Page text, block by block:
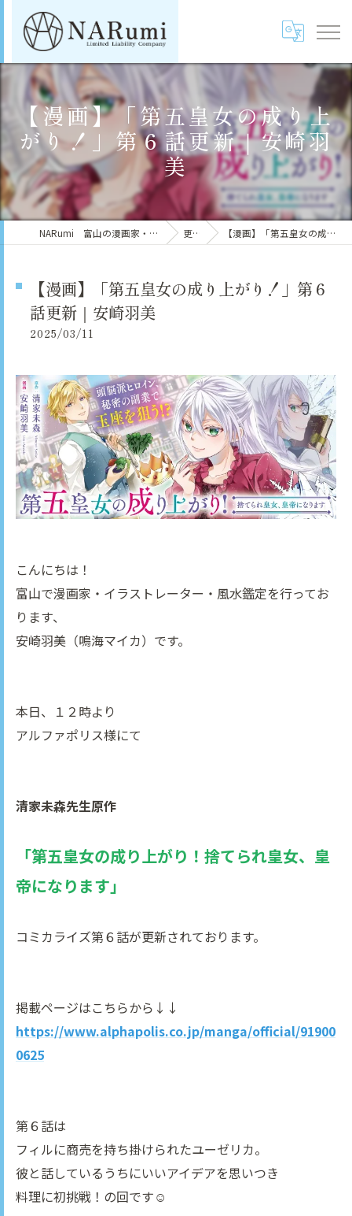
【漫画】「第五皇女の成り上
がり！」第６話更新｜安崎羽
美
NARumi 富山の漫画家・風水鑑定士／安崎羽美（鳴海マイカ） 更新情報 【漫画】「第五皇女の成り上がり！」第６話更新｜安崎羽美
【漫画】「第五皇女の成り上がり！」第６
話更新｜安崎羽美
2025/03/11
こんにちは！
富山で漫画家・イラストレーター・風水鑑定を行ってお
ります、
安崎羽美（鳴海マイカ）です。
本日、１２時より
アルファポリス様にて
清家未森先生原作
「第五皇女の成り上がり！捨てられ皇女、皇
帝になります」
コミカライズ第６話が更新されております。
掲載ページはこちらから↓↓
https://www.alphapolis.co.jp/manga/official/91900
0625
第６話は
フィルに商売を持ち掛けられたユーゼリカ。
彼と話しているうちにいいアイデアを思いつき
料理に初挑戦！の回です☺